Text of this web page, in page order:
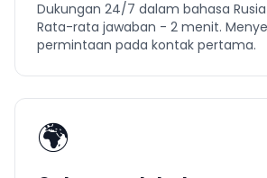
Dukungan 24/7 dalam bahasa
Rata-rata jawaban - 2 menit.
permintaan pada kontak pertama.
🌍